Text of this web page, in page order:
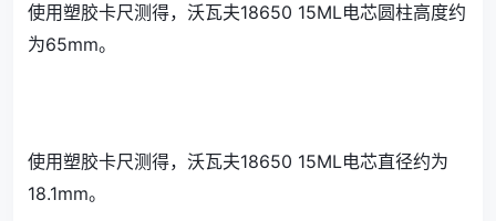
使用塑胶卡尺测得，沃瓦夫18650 15ML电芯圆柱高度约
为65mm。
使用塑胶卡尺测得，沃瓦夫18650 15ML电芯直径约为
18.1mm。